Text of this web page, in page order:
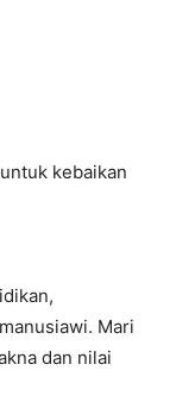
kebaikan
Mari
dan nilai